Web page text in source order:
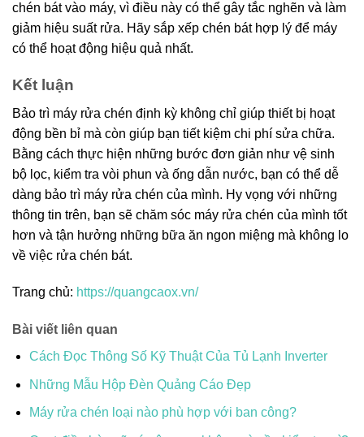
chén bát vào máy, vì điều này có thể gây tắc nghẽn và làm
giảm hiệu suất rửa. Hãy sắp xếp chén bát hợp lý để máy
có thể hoạt động hiệu quả nhất.
Kết luận
Bảo trì máy rửa chén định kỳ không chỉ giúp thiết bị hoạt
động bền bỉ mà còn giúp bạn tiết kiệm chi phí sửa chữa.
Bằng cách thực hiện những bước đơn giản như vệ sinh
bộ lọc, kiểm tra vòi phun và ống dẫn nước, bạn có thể dễ
dàng bảo trì máy rửa chén của mình. Hy vọng với những
thông tin trên, bạn sẽ chăm sóc máy rửa chén của mình tốt
hơn và tận hưởng những bữa ăn ngon miệng mà không lo
về việc rửa chén bát.
Trang chủ: https://quangcaox.vn/
Bài viết liên quan
Cách Đọc Thông Số Kỹ Thuật Của Tủ Lạnh Inverter
Những Mẫu Hộp Đèn Quảng Cáo Đẹp
Máy rửa chén loại nào phù hợp với ban công?